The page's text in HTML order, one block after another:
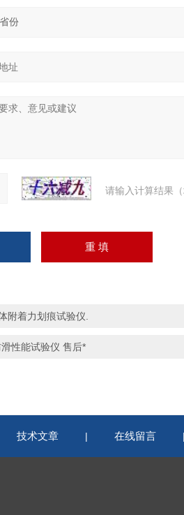
请输入计算结果
附着力划痕试验仪.
性能试验仪 售后*
技术文章 | 在线留言